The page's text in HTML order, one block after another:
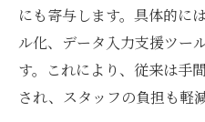
にも寄与します。具体的に
ル化、データ入力支援ツー
す。これにより、従来は手
され、スタッフの負担も軽